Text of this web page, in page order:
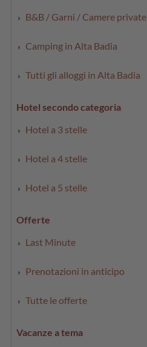
B&B / Garni / Camere private
Camping in Alta Badia
Tutti gli alloggi in Alta Badia
Hotel secondo categoria
Hotel a 3 stelle
Hotel a 4 stelle
Hotel a 5 stelle
Offerte
Last Minute
Prenotazioni in anticipo
Tutte le offerte
Vacanze a tema